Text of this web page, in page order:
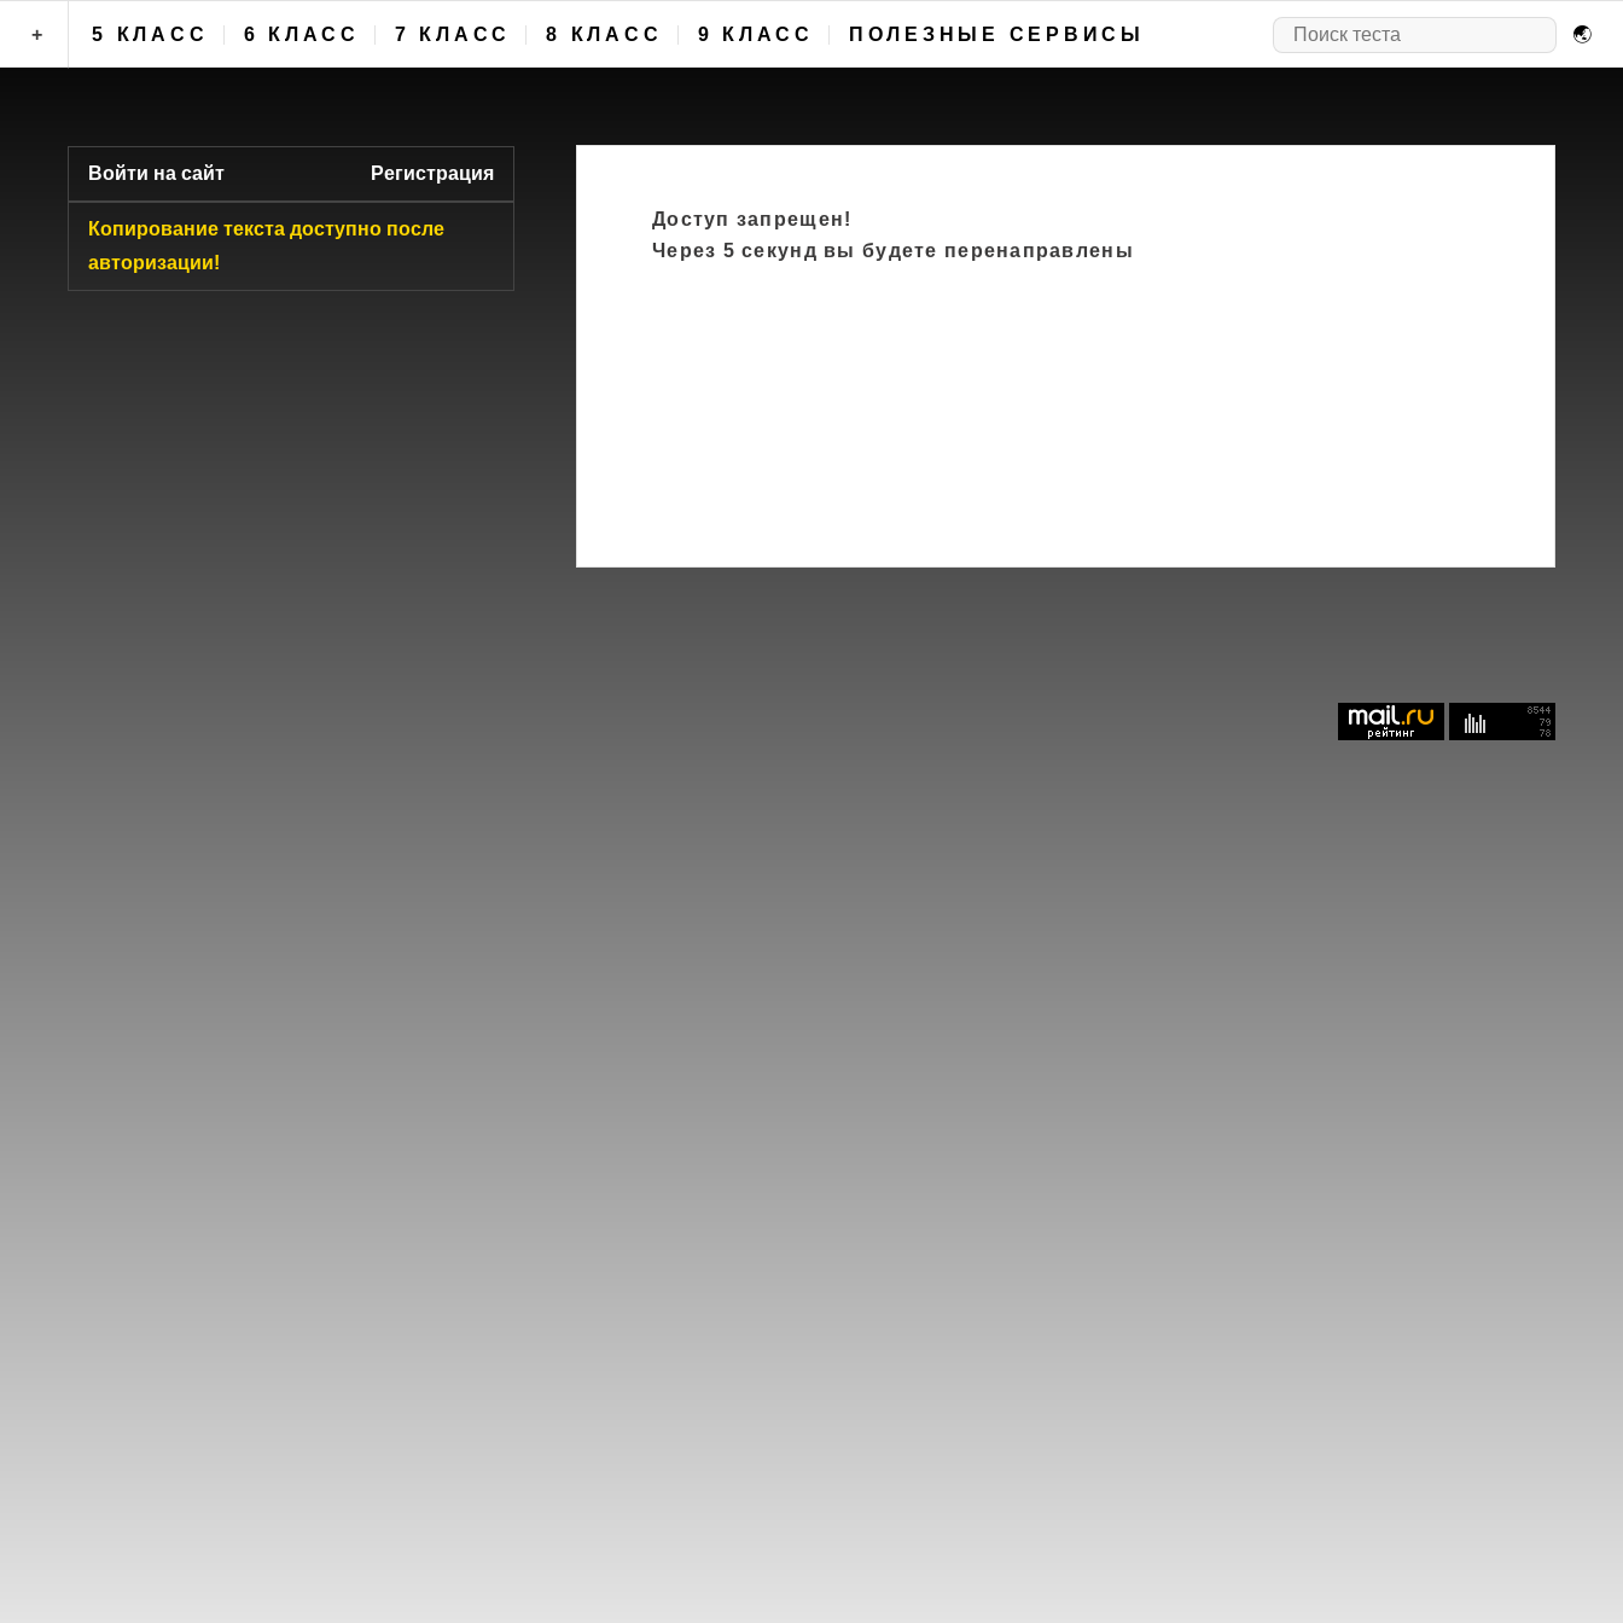
+ 5 КЛАСС 6 КЛАСС 7 КЛАСС 8 КЛАСС 9 КЛАСС ПОЛЕЗНЫЕ СЕРВИСЫ 🌏
Войти на сайт Регистрация
Копирование текста доступно после
авторизации!
Доступ запрещен!
Через 5 секунд вы будете перенаправлены